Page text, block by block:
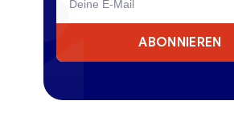
ABONNIEREN